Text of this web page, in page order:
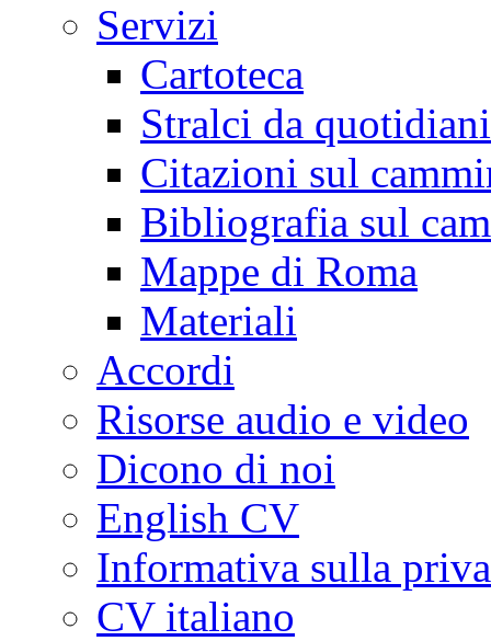
Servizi
Cartoteca
Stralci da
Citazioni sul
Bibliografia sul
Mappe di Roma
Materiali
Accordi
Risorse audio e video
Dicono di noi
English CV
Informativa sulla
CV italiano